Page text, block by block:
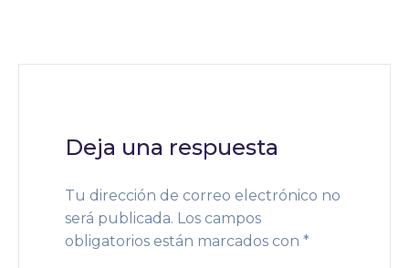
Deja una respuesta
Tu dirección de correo electrónico no
será publicada. Los campos
obligatorios están marcados con *